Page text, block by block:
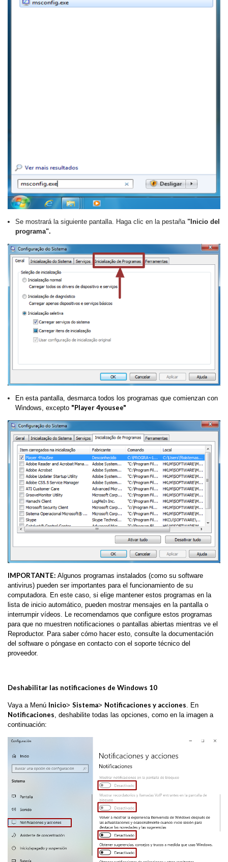
Se mostrará la siguiente pantalla. Haga clic en la pestaña "Inicio del
programa".
En esta pantalla, desmarca todos los programas que comienzan con
Windows, excepto "Player 4yousee"
IMPORTANTE: Algunos programas instalados (como su software
antivirus) pueden ser importantes para el funcionamiento de su
computadora. En este caso, si elige mantener estos programas en la
lista de inicio automático, pueden mostrar mensajes en la pantalla o
interrumpir vídeos. Le recomendamos que configure estos programas
para que no muestren notificaciones o pantallas abiertas mientras ve el
Reproductor. Para saber cómo hacer esto, consulte la documentación
del software o póngase en contacto con el soporte técnico del
proveedor.
Deshabilitar las notificaciones de Windows 10
Vaya a Menú Inicio> Sistema> Notificaciones y acciones. En
Notificaciones, deshabilite todas las opciones, como en la imagen a
continuación: